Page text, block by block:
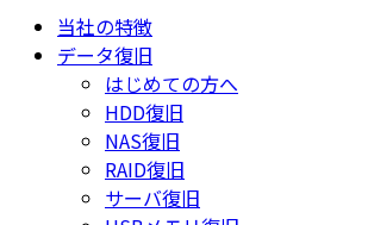
当社の特徴
データ復旧
はじめての方へ
HDD復旧
NAS復旧
RAID復旧
サーバ復旧